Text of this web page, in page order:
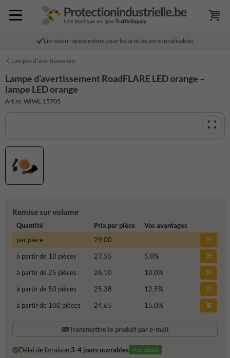
Livraison rapide même pour les articles personnalisables
Lampes d’avertissement
Lampe d’avertissement RoadFLARE LED orange –
lampe LED orange
Art.nr. WIWL.15705
Remise sur volume
Quantité Prix par pièce
Vos avantages
par pièce
29,00
à partir de 10 pièces
27,55 5,0%
à partir de 25 pièces
26,10 10,0%
à partir de 50 pièces
25,38 12,5%
à partir de 100 pièces
24,65 15,0%
Transmettre le produit par e-mail
Délai de livraison:3-4 jours ouvrables ✓en stock